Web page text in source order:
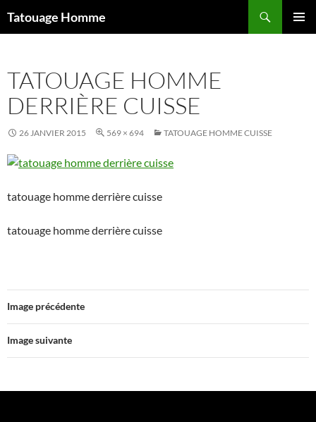
auTatouage Homme
TATOUAGE HOMME
DERRIÈRE CUISSE
26 JANVIER 2015 569 × 694 TATOUAGE HOMME CUISSE
tatouage homme derrière cuisse
tatouage homme derrière cuisse
Image précédente
Image suivante